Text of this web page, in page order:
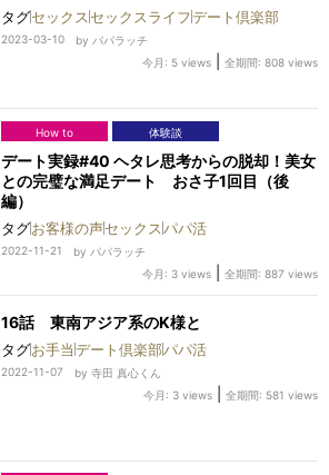
タグセックス セックスライフデート倶楽部
2023-03-10 by パパラッチ
今月: 5 views
全期間: 808 views
How to 体験談
デート実録#40 ヘタレ思考からの脱却！美女
との完璧な満足デート おさ子1回目（後
編）
タグお客様の声セックス パパ活
2022-11-21 by パパラッチ
今月: 3 views
全期間: 887 views
16話 東南アジア系のK様と
タグお手当 デート倶楽部パパ活
2022-11-07 by寺田 真心くん
今月: 3 views
全期間: 581 views